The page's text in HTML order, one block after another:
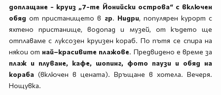
доплащане - круиз „7-те Йонийски острова“ с включен
обядот пристанището в гр. Нидри, популярен курорт с
яхтено пристанище, водопад и музей, от където ще
отплаваме с луксозен круизен кораб. По пътя се спира на
някои от най–красивите плажове. Предвидено е време за
плаж и плуване, кафе, шопинг, фото паузи и обяд на
кораба(включен в цената). Връщане в хотела. Вечеря.
Нощувка.